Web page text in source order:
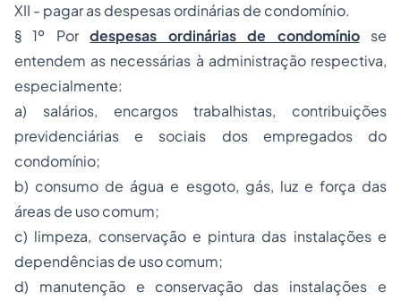
XII - pagar as despesas ordinárias de condomínio.
§ 1º Pordespesas ordinárias de condomíniose
entendem as necessárias à administração respectiva,
especialmente:
a) salários, encargos trabalhistas, contribuições
previdenciárias e sociais dos empregados do
condomínio;
b) consumo de água e esgoto, gás, luz e força das
áreas de uso comum;
c) limpeza, conservação e pintura das instalações e
dependências de uso comum;
d) manutenção e conservação das instalações e